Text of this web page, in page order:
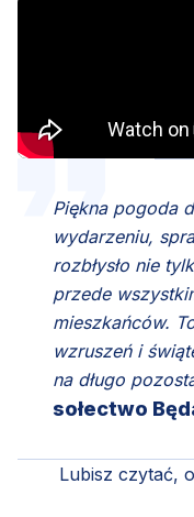
Piękna pogoda
wydarzeniu,
rozbłysło nie
przede
mieszkańców.
wzruszeń i
na długo
sołectwo
Lubisz czytać,